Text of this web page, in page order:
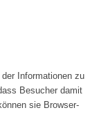
Informationen zu
Besucher damit
sie Browser-